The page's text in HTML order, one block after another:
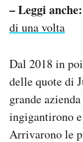
– Leggi anche:
di una volta
Dal 2018 in
delle quote di
grande
ingigantirono
Arrivarono le